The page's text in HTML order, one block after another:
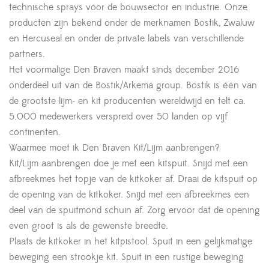
technische sprays voor de bouwsector en industrie. Onze
producten zijn bekend onder de merknamen Bostik, Zwaluw
en Hercuseal en onder de private labels van verschillende
partners.
Het voormalige Den Braven maakt sinds december 2016
onderdeel uit van de Bostik/Arkema group. Bostik is één van
de grootste lijm- en kit producenten wereldwijd en telt ca.
5.000 medewerkers verspreid over 50 landen op vijf
continenten.
Waarmee moet ik Den Braven Kit/Lijm aanbrengen?
Kit/Lijm aanbrengen doe je met een kitspuit. Snijd met een
afbreekmes het topje van de kitkoker af. Draai de kitspuit op
de opening van de kitkoker. Snijd met een afbreekmes een
deel van de spuitmond schuin af. Zorg ervoor dat de opening
even groot is als de gewenste breedte.
Plaats de kitkoker in het kitpistool. Spuit in een gelijkmatige
beweging een strookje kit. Spuit in een rustige beweging